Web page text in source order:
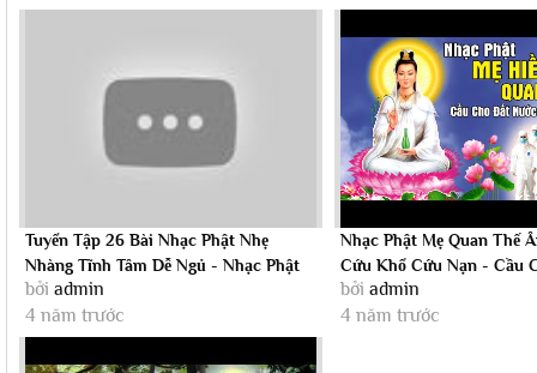
Tuyển Tập 26 Bài Nhạc Phật Nhẹ
Nhàng Tĩnh Tâm Dễ Ngủ - Nhạc Phật
Giáo Gia...
bởi admin
4 năm trước
Nhạc Phật Mẹ Quan Thế
Cứu Khổ Cứu Nạn - Cầu
Nước Sớm Vượt...
bởi admin
4 năm trước